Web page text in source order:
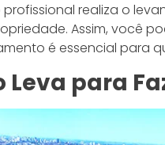
realiza o
Assim, você
é essencial para
Leva para